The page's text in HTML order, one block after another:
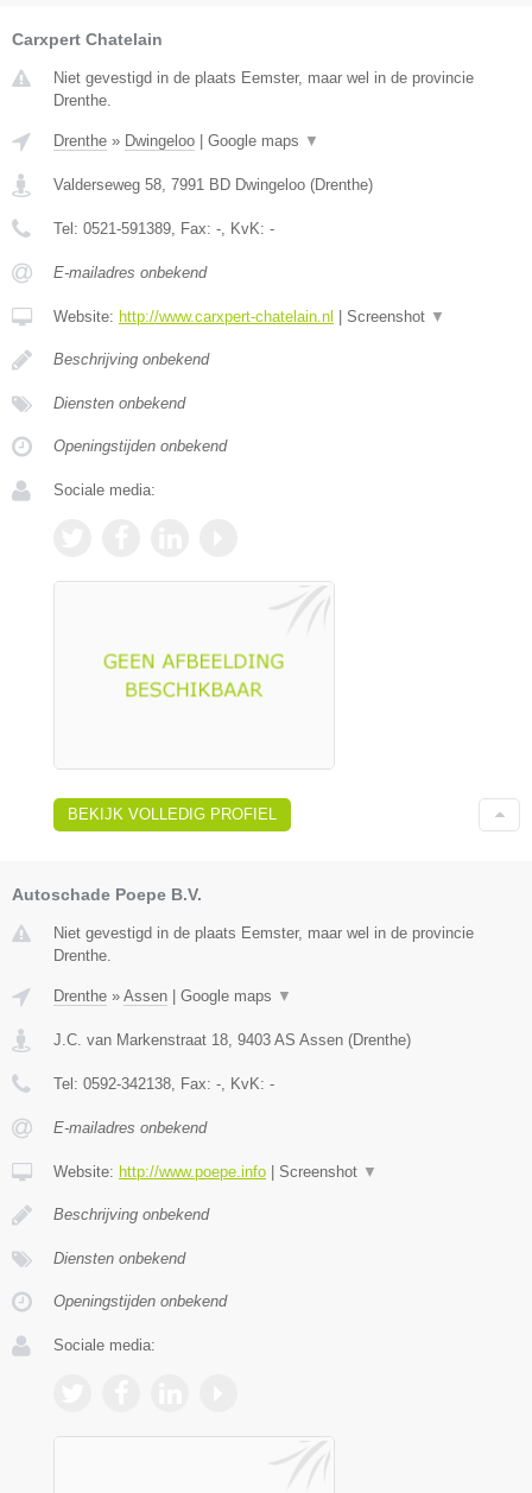
Carxpert Chatelain
Niet gevestigd in de plaats Eemster, maar wel in de provincie
Drenthe.
Drenthe » Dwingeloo Google maps ▼
Valderseweg 58, 7991 BD Dwingeloo (Drenthe)
Tel: 0521-591389, Fax: -, KvK: -
E-mailadres onbekend
Website: http://www.carxpert-chatelain.nl Screenshot ▼
Beschrijving onbekend
Diensten onbekend
Openingstijden onbekend
Sociale media:
BEKIJK VOLLEDIG PROFIEL
Autoschade Poepe B.V.
Niet gevestigd in de plaats Eemster, maar wel in de provincie
Drenthe.
Drenthe » Assen Google maps ▼
J.C. van Markenstraat 18 9403 AS Assen (Drenthe)
Tel: 0592-342138 , Fax: - , KvK: -
E-mailadres onbekend
Website: http://www.poepe.info Screenshot ▼
Beschrijving onbekend
Diensten onbekend
Openingstijden onbekend
Sociale media: